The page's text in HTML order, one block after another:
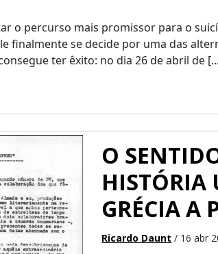
o percurso mais promissor para o
finalmente se decide por uma das
ter êxito: no dia 26 de abril de
O
HISTÓRIA
GRÉCIA A
Ricardo Daunt / 16 abr